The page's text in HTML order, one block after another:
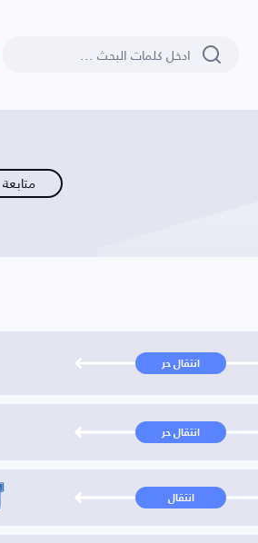
متابعة
انتقال حر
انتقال حر
انتقال